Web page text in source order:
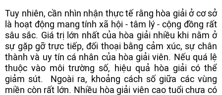
Tuy nhiên, cần nhìn nhận thực tế rằng hòa giải ở cơ sở
là hoạt động mang tính xã hội - tâm lý - cộng đồng rất
sâu sắc. Giá trị lớn nhất của hòa giải nhiều khi nằm ở
sự gặp gỡ trực tiếp, đối thoại bằng cảm xúc, sự chân
thành và uy tín cá nhân của hòa giải viên. Nếu quá lệ
thuộc vào môi trường số, hiệu quả hòa giải có thể
giảm sút. Ngoài ra, khoảng cách số giữa các vùng
miền còn rất lớn. Nhiều hòa giải viên cao tuổi chưa có